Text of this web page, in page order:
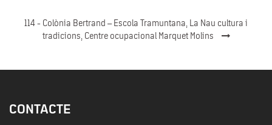
114 - Colònia Bertrand – Escola Tramuntana, La Nau cultura i
tradicions, Centre ocupacional Marquet Molins
CONTACTE